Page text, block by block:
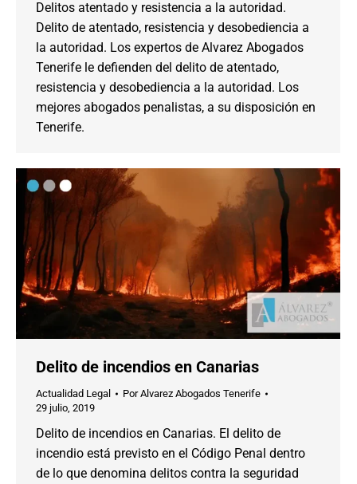
Delitos atentado y resistencia a la autoridad.
Delito de atentado, resistencia y desobediencia a
la autoridad. Los expertos de Alvarez Abogados
Tenerife le defienden del delito de atentado,
resistencia y desobediencia a la autoridad. Los
mejores abogados penalistas, a su disposición en
Tenerife.
Delito de incendios en Canarias
Actualidad Legal PorAlvarez Abogados Tenerife
29 julio, 2019
Delito de incendios en Canarias. El delito de
incendio está previsto en el Código Penal dentro
de lo que denomina delitos contra la seguridad